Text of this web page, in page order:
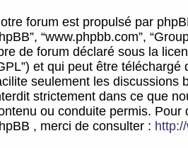
forum est propulsé par
“www.phpbb.com”,
de forum déclaré sous la
et qui peut être téléchargé
seulement les discussions
strictement dans ce que
ou conduite permis.
, merci de consulter :